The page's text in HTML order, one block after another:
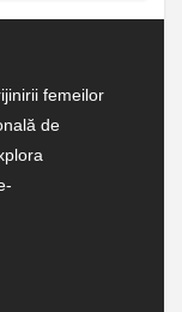
femeilor
de